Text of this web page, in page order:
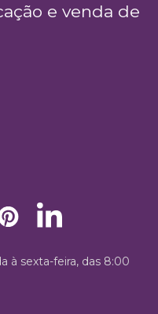
e venda de
à sexta-feira, das 8:00